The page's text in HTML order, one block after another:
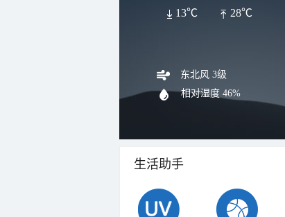
28℃
13℃
东北风 3级
相对湿度 46%
生活助手